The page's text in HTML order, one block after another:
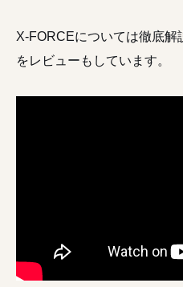
X-FORCEについては徹底
をレビューもしています。